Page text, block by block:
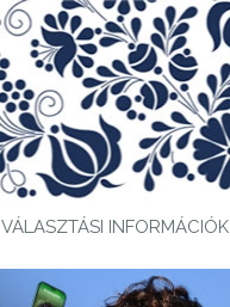
VÁLASZTÁSI INFORMÁCIÓK